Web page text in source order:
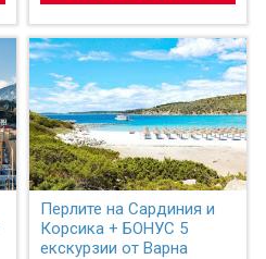
Перлите на Сардиния и
Корсика + БОНУС 5
екскурзии от Варна